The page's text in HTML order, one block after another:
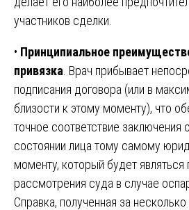
участников сделки.
• Принципиальное
привязка . Врач прибывает
подписания договора (или в
близости к этому моменту), что
точное соответствие заключения
состоянии лица тому самому
моменту, который будет
рассмотрения суда в случае
Справка, полученная за